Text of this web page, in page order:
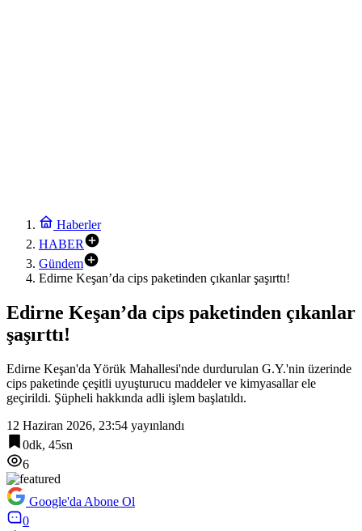
Haberler
HABER
Gündem
Edirne Keşan’da cips paketinden çıkanlar şaşırttı!
Edirne Keşan’da cips paketinden çıkanlar
şaşırttı!
Edirne Keşan'da Yörük Mahallesi'nde durdurulan G.Y.'nin üzerinde
cips paketinde çeşitli uyuşturucu maddeler ve kimyasallar ele
geçirildi. Şüpheli hakkında adli işlem başlatıldı.
12 Haziran 2026, 23:54 yayınlandı
0dk, 45sn
6
Google'da Abone Ol
0